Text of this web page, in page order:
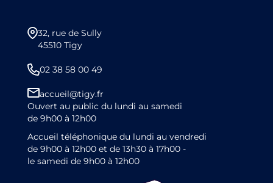
32, rue de Sully
45510 Tigy
02 38 58 00 49
accueil@tigy.fr
Ouvert au public du lundi au samedi
de 9h00 à 12h00
Accueil téléphonique du lundi au vendredi
de 9h00 à 12h00 et de 13h30 à 17h00 -
le samedi de 9h00 à 12h00